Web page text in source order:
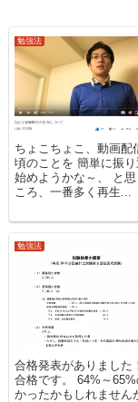
勉強法
ちょこちょこ、動画配
頃のことを 簡単に振
始めようかな～、 と
ころ、一番多く再生...
勉強法
合格発表がありました
合格です。 64%～
かったかもしれません